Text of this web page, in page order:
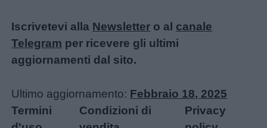
Iscrivetevi alla Newsletter o al canale
Telegram per ricevere gli ultimi
aggiornamenti dal sito.
Ultimo aggiornamento: Febbraio 18, 2025
Termini
Condizioni di
Privacy